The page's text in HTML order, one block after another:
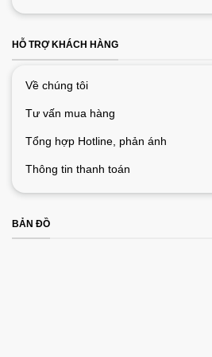
HỖ TRỢ KHÁCH HÀNG
Về chúng tôi
Tư vấn mua hàng
Tổng hợp Hotline, phản ánh
Thông tin thanh toán
BẢN ĐỒ